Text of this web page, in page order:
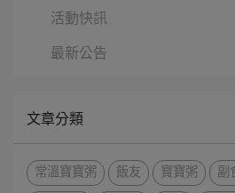
活動快訊
最新公告
文章分類
常溫寶寶粥 飯友 寶寶粥 副